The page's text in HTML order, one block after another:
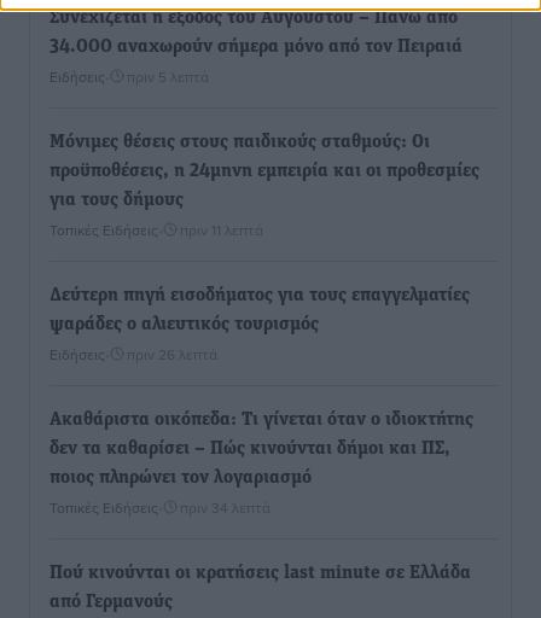
Συνεχίζεται η έξοδος του Αυγούστου – Πάνω από
34.000 αναχωρούν σήμερα μόνο από τον Πειραιά
Ειδήσεις πριν 5 λεπτά
Μόνιμες θέσεις στους παιδικούς σταθμούς: Οι
προϋποθέσεις, η 24μηνη εμπειρία και οι προθεσμίες
για τους δήμους
Τοπικές Ειδήσεις πριν 11 λεπτά
Δεύτερη πηγή εισοδήματος για τους επαγγελματίες
ψαράδες ο αλιευτικός τουρισμός
Ειδήσεις πριν 26 λεπτά
Ακαθάριστα οικόπεδα: Τι γίνεται όταν ο ιδιοκτήτης
δεν τα καθαρίσει – Πώς κινούνται δήμοι και ΠΣ,
ποιος πληρώνει τον λογαριασμό
Τοπικές Ειδήσεις πριν 34 λεπτά
Πού κινούνται οι κρατήσεις last minute σε Ελλάδα
από Γερμανούς